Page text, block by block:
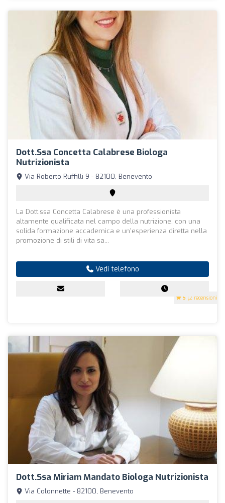
Dott.ssa Concetta Calabrese Biologa
Nutrizionista
5 (2 recensioni)
Via Roberto Ruffilli 9 - 82100, Benevento
La Dott.ssa Concetta Calabrese è una professionista
altamente qualificata nel campo della nutrizione, con una
solida formazione accademica e un'esperienza diretta nella
promozione di stili di vita sa...
Vedi telefono
Dott.ssa Miriam Mandato Biologa Nutrizionista
Via Colonnette - 82100, Benevento